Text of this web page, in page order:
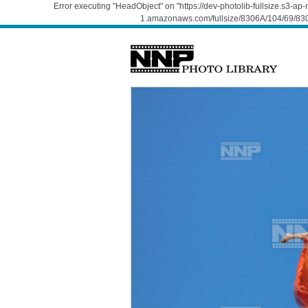
Error executing "HeadObject" on "https://dev-photolib-fullsize.s3-
1.amazonaws.com/fullsize/8306A/104/69/